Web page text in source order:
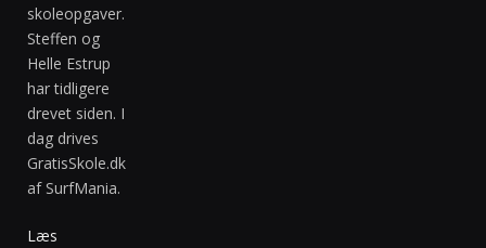
skoleopgaver.
Steffen og
Helle Estrup
har tidligere
drevet siden. I
dag drives
GratisSkole.dk
af SurfMania.
Læs